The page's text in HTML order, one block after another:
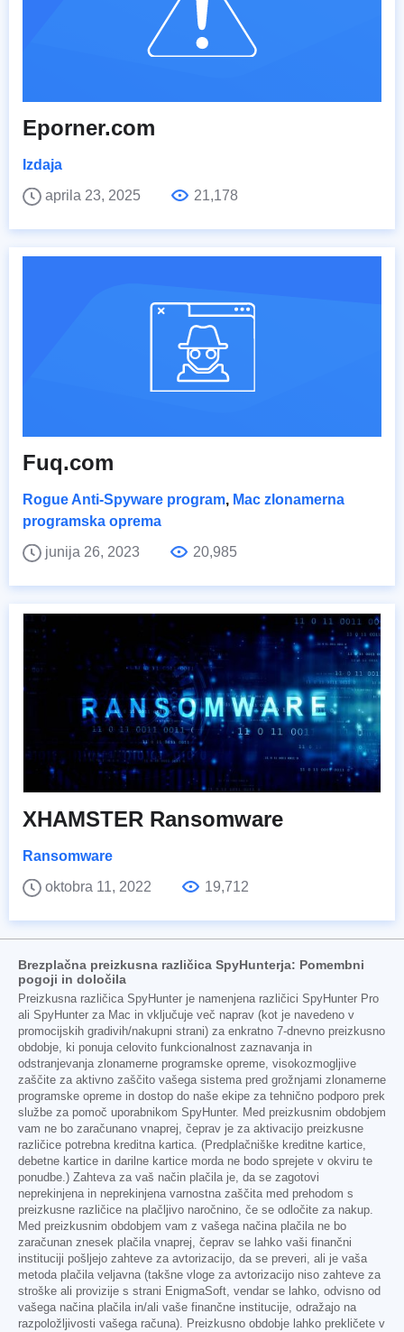
Eporner.com
Izdaja
aprila 23, 2025
21,178
Fuq.com
Rogue Anti-Spyware program, Mac zlonamerna
programska oprema
junija 26, 2023
20,985
XHAMSTER Ransomware
Ransomware
oktobra 11, 2022
19,712
Brezplačna preizkusna različica SpyHunterja: Pomembni
pogoji in določila
Preizkusna različica SpyHunter je namenjena različici SpyHunter Pro
ali SpyHunter za Mac in vključuje več naprav (kot je navedeno v
promocijskih gradivih/nakupni strani) za enkratno 7-dnevno preizkusno
obdobje, ki ponuja celovito funkcionalnost zaznavanja in
odstranjevanja zlonamerne programske opreme, visokozmogljive
zaščite za aktivno zaščito vašega sistema pred grožnjami zlonamerne
programske opreme in dostop do naše ekipe za tehnično podporo prek
službe za pomoč uporabnikom SpyHunter. Med preizkusnim obdobjem
vam ne bo zaračunano vnaprej, čeprav je za aktivacijo preizkusne
različice potrebna kreditna kartica. (Predplačniške kreditne kartice,
debetne kartice in darilne kartice morda ne bodo sprejete v okviru te
ponudbe.) Zahteva za vaš način plačila je, da se zagotovi
neprekinjena in neprekinjena varnostna zaščita med prehodom s
preizkusne različice na plačljivo naročnino, če se odločite za nakup.
Med preizkusnim obdobjem vam z vašega načina plačila ne bo
zaračunan znesek plačila vnaprej, čeprav se lahko vaši finančni
instituciji pošljejo zahteve za avtorizacijo, da se preveri, ali je vaša
metoda plačila veljavna (takšne vloge za avtorizacijo niso zahteve za
stroške ali provizije s strani EnigmaSoft, vendar se lahko, odvisno od
vašega načina plačila in/ali vaše finančne institucije, odražajo na
razpoložljivosti vašega računa). Preizkusno obdobje lahko prekličete v